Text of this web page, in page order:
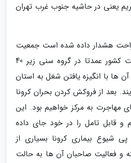
یعنی در حاشیه جنوب غرب تهران
هشدار داده شده است جمعیت
منطقه ها مهاجر فرست کشور عمدتا در گروه سنی زیر 40
ها با انگیزه یافتن شغل به استان
بعد از فروکش کردن بحران کرونا
مهاجرت به مرکز خواهیم بود. این
قابل تامل را در خود جای داده
شیوع بیماری کرونا بسیاری از
و فعالیت صاحبان آن ها به حالت